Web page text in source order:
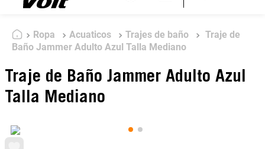
Ropa Acuaticos Trajes de baño
Traje de
Baño Jammer Adulto Azul Talla Mediano
Traje de Baño Jammer Adulto Azul
Talla Mediano